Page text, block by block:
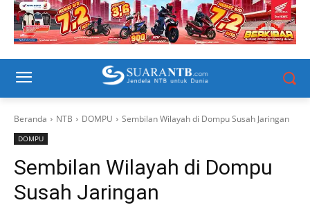
Beranda NTB DOMPU Sembilan Wilayah di Dompu Susah Jaringan
DOMPU
Sembilan Wilayah di Dompu
Susah Jaringan